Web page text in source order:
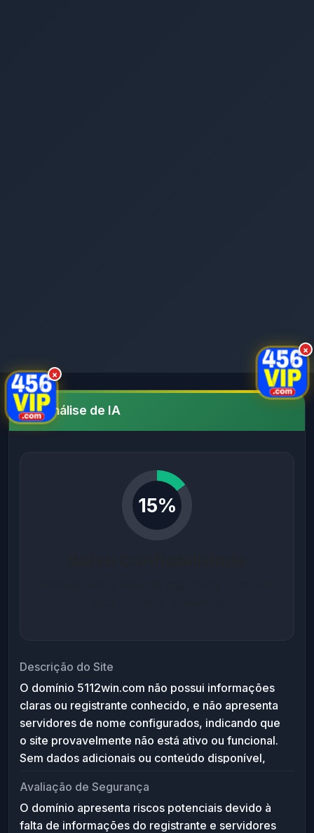
Análise de IA
15%
Descrição do Site
O domínio 5112win.com não possui informações
claras ou registrante conhecido, e não apresenta
servidores de nome configurados, indicando que
o site provavelmente não está ativo ou funcional.
Sem dados adicionais ou conteúdo disponível,
website, mas pode ser um domínio recém-
registrado ou reservado sem uso imediato.
Avaliação de Segurança
O domínio apresenta riscos potenciais devido à
falta de informações do registrante e servidores
×
×